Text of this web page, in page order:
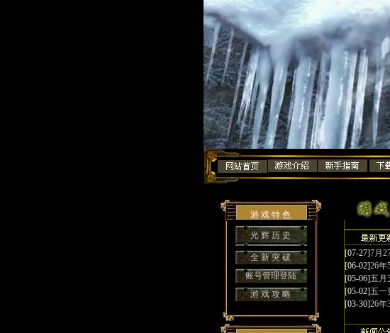
游 戏 特 色
光 辉 历 史
全 新 突 破
账号管理登陆
游 戏 攻 略
[07-27]7月
[06-02]26年
[05-06]五月
[05-02]五一
[03-30]26